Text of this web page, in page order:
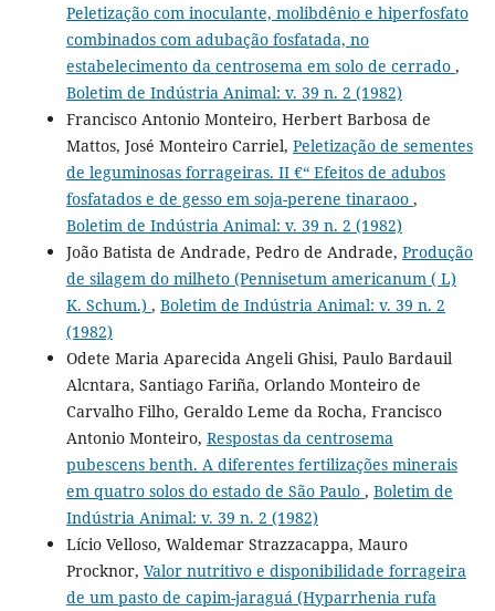
Peletização com inoculante, molibdênio e hiperfosfato
combinados com adubação fosfatada, no
estabelecimento da centrosema em solo de cerrado ,
Boletim de Indústria Animal: v. 39 n. 2 (1982)
Francisco Antonio Monteiro, Herbert Barbosa de
Mattos, José Monteiro Carriel, Peletização de sementes
de leguminosas forrageiras. II €“ Efeitos de adubos
fosfatados e de gesso em soja-perene tinaraoo ,
Boletim de Indústria Animal: v. 39 n. 2 (1982)
João Batista de Andrade, Pedro de Andrade, Produção
de silagem do milheto (Pennisetum americanum ( L)
K. Schum.) , Boletim de Indústria Animal: v. 39 n. 2
(1982)
Odete Maria Aparecida Angeli Ghisi, Paulo Bardauil
Alcntara, Santiago Fariña, Orlando Monteiro de
Carvalho Filho, Geraldo Leme da Rocha, Francisco
Antonio Monteiro, Respostas da centrosema
pubescens benth. A diferentes fertilizações minerais
em quatro solos do estado de São Paulo , Boletim de
Indústria Animal: v. 39 n. 2 (1982)
Lício Velloso, Waldemar Strazzacappa, Mauro
Procknor, Valor nutritivo e disponibilidade forrageira
de um pasto de capim-jaraguá (Hyparrhenia rufa